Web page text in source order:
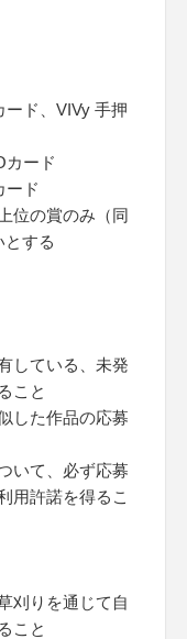
ド、VIVy 手押
ード
ド
位の賞のみ（同
する
している、未発
こと
した作品の応募
いて、必ず応募
用許諾を得るこ
刈りを通じて自
こと